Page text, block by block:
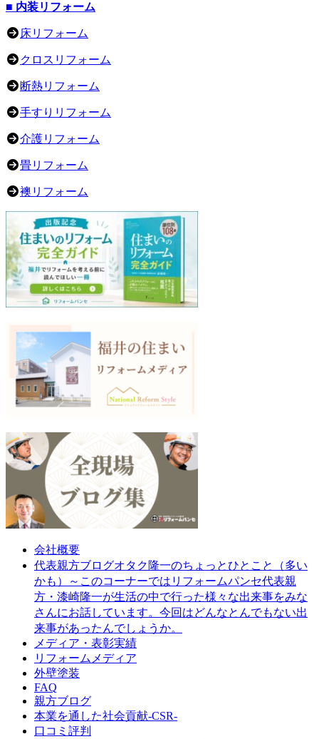
■ 内装リフォーム
床リフォーム
クロスリフォーム
断熱リフォーム
手すりリフォーム
介護リフォーム
畳リフォーム
襖リフォーム
会社概要
代表親方ブログオタク隆一のちょっとひとこと（多い
かも）～このコーナーではリフォームパンセ代表親
方・漆崎隆一が生活の中で行った様々な出来事をみな
さんにお話しています。今回はどんなとんでもない出
来事があったんでしょうか。
メディア・表彰実績
リフォームメディア
外壁塗装
FAQ
親方ブログ
本業を通した社会貢献-CSR-
口コミ評判